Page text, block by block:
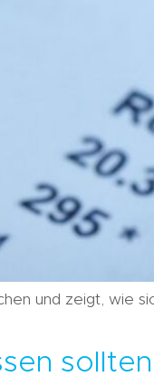
und zeigt, wie
sollten